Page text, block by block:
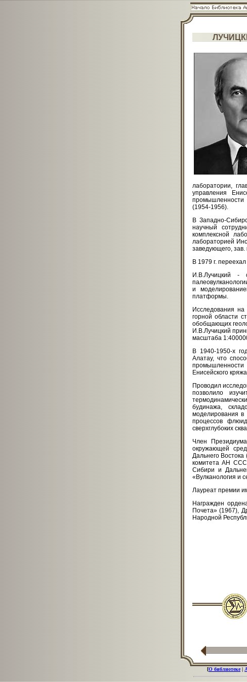
лаборатории,
управления
промышленности
(1954-1956).
В Западно-
научный
комплексной
лабораторией
заведующего,
В 1979 г.
И.В.Лучицкий -
и
платформы.
Исследования на
горной области
обобщающих
И.В.Лучицкий
масштаба
В 1940-1950-х
Алатау, что
промышленности
Енисейского
Проводил
позволило
будинажа,
моделирования в
процессов
сверхглубоких
Член
окружающей
Дальнего
комитета АН
Сибири и
«Вулканология и
Лауреат премии
Награжден
Почета» (1967),
Народной
[О библиотеке|